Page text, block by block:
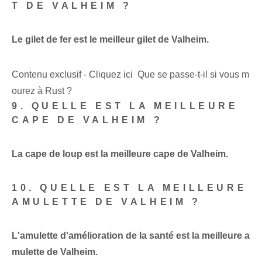
T DE VALHEIM ?
Le gilet de fer est le meilleur gilet de Valheim.
Contenu exclusif - Cliquez ici Que se passe-t-il si vous m
ourez à Rust ?
9. QUELLE EST LA MEILLEURE
CAPE DE VALHEIM ?
La cape de loup est la meilleure cape de Valheim.
10. QUELLE EST LA MEILLEURE
AMULETTE DE VALHEIM ?
L'amulette d'amélioration de la santé est la meilleure a
mulette de Valheim.